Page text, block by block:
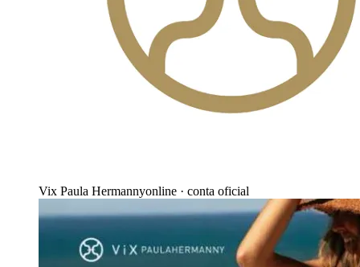
Vix Paula Hermannyonline · conta oficial